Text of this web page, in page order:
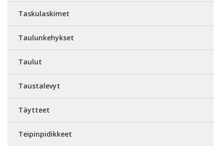
Taskulaskimet
Taulunkehykset
Taulut
Taustalevyt
Täytteet
Teipinpidikkeet